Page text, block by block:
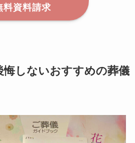
料資料請求
悔しないおすすめの葬儀